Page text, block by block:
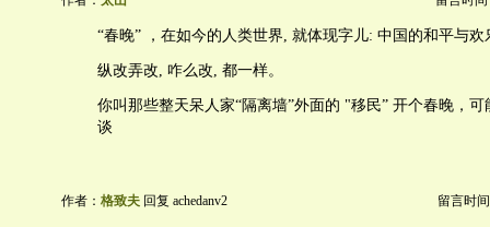
“春晚” ，在如今的人类世界, 就体现字儿: 中国的和平与欢
纵改弄改, 咋么改, 都一样。
你叫那些整天呆人家“隔离墙”外面的 "移民” 开个春晚，
谈
作者： 格致夫 回复 achedanv2 留言时